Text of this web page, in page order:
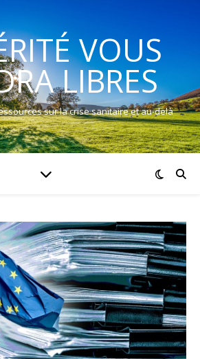
VOUS
LIBRES
sur la crise sanitaire et au-delà